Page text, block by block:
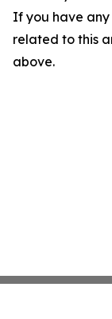
If you have any
related to this
above.